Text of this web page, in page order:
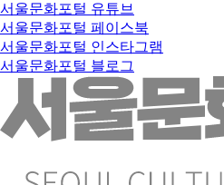
서울문화포털 유튜브
서울문화포털 페이스북
서울문화포털 인스타그램
서울문화포털 블로그